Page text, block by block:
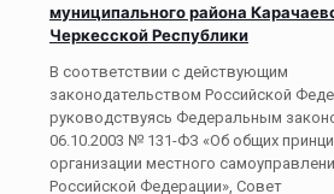
муниципального района
Черкесской Республики
В соответствии с действующим
законодательством Российской
руководствуясь Федеральным
06.10.2003 № 131-ФЗ «Об общих
организации местного
Российской Федерации», Совет